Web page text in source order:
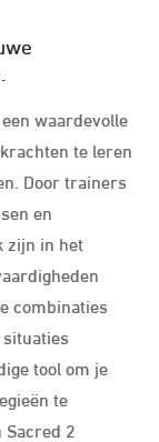
waardevolle
te leren
Door trainers
en
zijn in het
combinaties
tool om je
te
2